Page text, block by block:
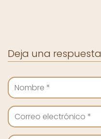
Deja una respuesta